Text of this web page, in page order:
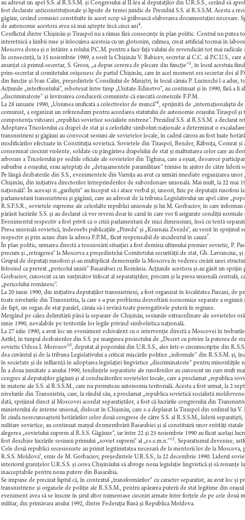
au adresat un apel S.S. al R.S.S.M. şi Congresului al II-lea al deputaţilor din U.R.S.S., cerând să
fost declarate anticonstituţionale şi lipsite de temei juridic de Prezidiul S.S. al R.S.S.M. Acesta a
găgăuz, cerând comisiei constituite în acest scop să grăbească elaborarea documentaţiei
de autonomie acestora avea să mai aştepte încă cinci ani4.
Conflictul dintre Chişinău şi Tiraspol nu a rămas fără consecinţe în plan politic. Centrul nu putea
interetnică a limbii ruse şi înlocuirea acesteia cu un glotonim, culmea, creat artificial tocmai în
Moscova dorea şi o întărire a rolului P.C.M. pentru a face faţă valului de revendicări tot mai radicale
În consecinţă, la 15 noiembrie 1989, a sosit la Chişinău V. Babicev, secretar al C.C. al P.C.U.S.,
anunţat că primul-secretar, S. Grosu, „a depus cererea de plecare din funcţie”5, în locul acestuia
prim-secretar al comitetului orăşenesc de partid Chişinău, care în acel moment era secretar doi al
din funcţie şi Ivan Calin, preşedintele Consiliului de Miniştri, în locul căruia P. Lucinschi l-a adus,
Acţiunile „interfrontului”, rebotezat între timp „Unitate-Edinstvo”, au continuat şi în 1990, fără a fi
„discriminatorie” şi învinuirea conducerii comuniste că execută comenzile F.P.M.
La 28 ianuarie 1990, „Uniunea unificată a colectivelor de muncă”6, sprijinită de „internaţionaliştii de
comunist, a organizat un referendum pentru acordarea statutului de autonomie oraşului Tiraspol
componenţa viitoarei „republici sovietice socialiste nistrene”. Prezidiul S.S. al R.S.S.M. a declarat
Adoptarea Tricolorului ca drapel de stat şi a celorlalte simboluri naţionale a determinat o
transnistrieni şi găgăuzi au convocat sesiuni ale sovietelor locale, în cadrul cărora au fost luate
modificărilor efectuate în Constituţia sovietică. Sovietele din Tiraspol, Bender, Râbniţa, Comrat şi
consemnat ciocniri violente, soldate cu pângărirea drapelului de stat şi maltratarea celor care au
arborare a Tricolorului pe sediile oficiale ale sovietelor din Tighina, care a eşuat, deoarece
suburbie a oraşului, erau aşteptaţi de „detaşamentele paramilitare” trimise în ajutor de către liderii
Pe lângă dezbaterile din S.S., evenimentele din Varniţa au avut ca urmări imediate organizarea
Chişinău, din iniţiativa directorilor întreprinderilor de subordonare unională. Mai mult, la 22 mai
naţională”. În aceeaşi zi „gardiştii” au început să-i atace verbal şi, uneori, fizic pe deputaţii
parlamentarii transnistrieni şi găgăuzi, care au adresat de la tribuna Legislativului un apel către
R.S.F.S.R., sovietele supreme ale celorlalte republici unionale şi lui M. Gorbaciov, în care
părăsit lucrările S.S. şi au declarat că vor reveni doar în cazul în care vor fi asigurate condiţii
Evenimentul respectiv a fost privit ca o criză parlamentară de mici dimensiuni, însă cu tentă
Presa unională sovietică, îndeosebi publicaţiile „Pravda” şi „Krasnaia Zvezda”, au venit în
respectiv şi prin acuze dure la adresa F.P.M., făcut responsabil de incidentul în cauză7.
În plan politic, urmarea directă a tensionării situaţiei a fost demisia ultimului premier sovietic, P.
precum şi „retragerea” la Moscova a preşedintelui Comitetului securităţii de stat, Gh. Lavranciuc,
Grupul de deputaţi rusofoni şi-au multiplicat demersurile la Moscova în vederea creării unei
folosind ca pretext „pericolul unirii” Basarabiei cu România. Acţiunile acestora şi-au găsit un
Gorbaciov, cunoscut ca un susţinător înfocat al separatiştilor, precum şi la presa unională centrală,
„pericolului românesc”.
La 20 iunie 1990, din iniţiativa deputaţilor transnistrieni, a fost organizat în localitatea Parcani, de
toate nivelurile din Transnistria, la care s-a pus problema dezvoltării economice separate a
de fapt, un organ de stat paralel, căruia să-i revină toate prerogativele puterii în regiune.
Mergând pe calea delimitării până la separare de Chişinău, sesiunile extraordinare ale sovietelor
iunie 1990, nevalabile pe teritoriile lor legile privind simbolistica naţională.
La 27 iulie 1990, a avut loc un eveniment echivalent cu o intervenţie directă a Moscovei în
Astfel, în timpul dezbaterilor din S.S. pe marginea proiectului de „Decret cu privire la puterea de
sovietic Odesa I. Morozov10, deputat al poporului din U.R.S.S., ales într-o circumscripţie din
dea cuvântul şi de la tribuna Legislativului a criticat mişcările politice „informale” din R.S.S.M. şi,
în societate şi de influenţă în adoptarea legislaţiei lingvistice „discriminatorie” pentru minorităţile
În a doua jumătate a anului 1990, tendinţele separatiste ale rusofonilor au cunoscut un curs mult
congres al deputaţilor găgăuzi şi al conducătorilor sovietelor locale, care a proclamat „republica
în materie ale S.S. al R.S.S.M., care nu permiteau autonomia teritorială. Acesta a fost urmat, la 2
nivelurile din Transnistria, care, la rândul său, a proclamat „republica sovietică socialistă
dată, sprijinul direct al Moscovei acordat separatiştilor, a fost că lucrările congresului din
ministerului de interne unional, dislocat în Chişinău, care s-a deplasat la Tiraspol din ordinul lui V.
În ciuda nerecunoaşterii hotărârilor celor două congrese de către S.S. al R.S.S.M., liderii
militare sovietice, au continuat marşul dezmembrării Basarabiei şi al constituirii unor entităţi
alegerea „sovietului suprem al R.S.S. Găgăuze”, iar între 22 şi 25 noiembrie 1990 au făcut acelaşi
fost deschise lucrările sesiunii primului „soviet suprem” al „r.s.s.m.n.”12. Separatismul devenise,
Cele două republici secesioniste au primit legitimitatea necesară de la mentorii lor de la
R.S.S. Moldova”, emis de M. Gorbaciov, preşedintele U.R.S.S., la 22 decembrie 1990. Liderul
interiorul graniţelor U.R.S.S. şi cerea Chişinăului să abroge noua legislaţie lingvistică şi să
inacceptabile pentru noua putere din Basarabia.
Se impune de precizat faptul că, în contextul „transformărilor” cu caracter separatist, au avut loc
transnistriene şi organele de poliţie ale R.S.S.M., pentru apărarea puterii de stat legitime din
eveniment avea să se înscrie în şirul altor numeroase ciocniri armate între forţele de pe cele două
militar, din primăvara anului 1992, dintre Federaţia Rusă şi Republica Moldova.